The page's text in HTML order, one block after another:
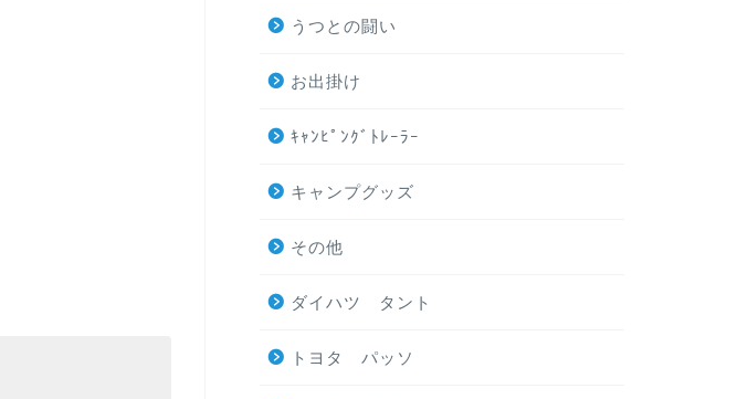
うつとの闘い
お出掛け
ｷｬﾝﾋﾟﾝｸﾞﾄﾚｰﾗｰ
キャンプグッズ
その他
ダイハツ タント
トヨタ パッソ